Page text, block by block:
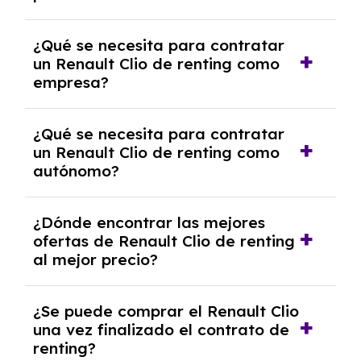
experto que te asesore.
y, en algunos casos, una consulta de solvencia
crediticia y un pago inicial.
¿Qué se necesita para contratar
un Renault Clio de renting como
empresa?
documentación financiera y, en algunos
casos, un informe de solvencia de la empresa
y un pago inicial.
¿Qué se necesita para contratar
un Renault Clio de renting como
autónomo?
autónomos, justificante de ingresos y, en
algunos casos, un informe fiscal y un pago
inicial.
¿Dónde encontrar las mejores
ofertas de Renault Clio de renting
al mejor precio?
mejores ofertas de vehículos de renting con
todos los gastos incluidos y sin pagar
entradas.
¿Se puede comprar el Renault Clio
una vez finalizado el contrato de
renting?